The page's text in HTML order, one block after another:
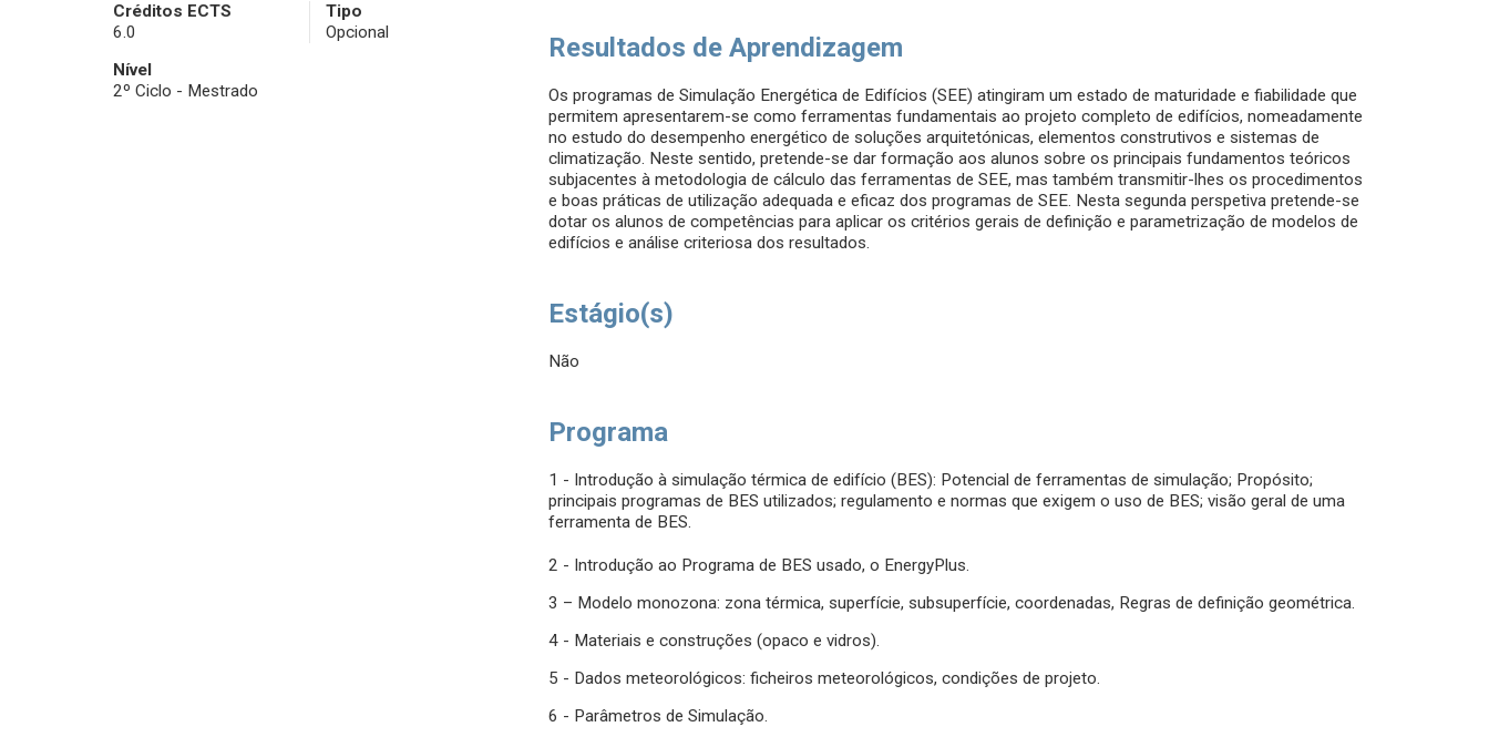
Créditos ECTS
6.0
Tipo
Opcional
Nível
2º Ciclo - Mestrado
Resultados de Aprendizagem
Os programas de Simulação Energética de Edifícios (SEE) atingiram um estado de maturidade e fiabilidade que
permitem apresentarem-se como ferramentas fundamentais ao projeto completo de edifícios, nomeadamente
no estudo do desempenho energético de soluções arquitetónicas, elementos construtivos e sistemas de
climatização. Neste sentido, pretende-se dar formação aos alunos sobre os principais fundamentos teóricos
subjacentes à metodologia de cálculo das ferramentas de SEE, mas também transmitir-lhes os procedimentos
e boas práticas de utilização adequada e eficaz dos programas de SEE. Nesta segunda perspetiva pretende-se
dotar os alunos de competências para aplicar os critérios gerais de definição e parametrização de modelos de
edifícios e análise criteriosa dos resultados.
Estágio(s)
Não
Programa
1 - Introdução à simulação térmica de edifício (BES): Potencial de ferramentas de simulação; Propósito;
principais programas de BES utilizados; regulamento e normas que exigem o uso de BES; visão geral de uma
ferramenta de BES.
2 - Introdução ao Programa de BES usado, o EnergyPlus.
3 – Modelo monozona: zona térmica, superfície, subsuperfície, coordenadas, Regras de definição geométrica.
4 - Materiais e construções (opaco e vidros).
5 - Dados meteorológicos: ficheiros meteorológicos, condições de projeto.
6 - Parâmetros de Simulação.